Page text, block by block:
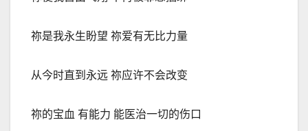
祢是我永生盼望 祢爱有无比力量
从今时直到永远 祢应许不会改变
祢的宝血 有能力 能医治一切的伤口